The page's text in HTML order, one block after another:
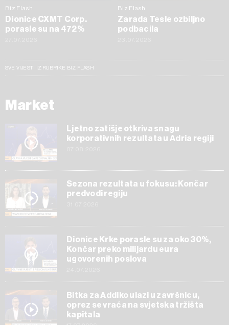
Biz Flash
Dionice CXMT Corp.
porasle su na 472%
Biz Flash
Zarada Tesle ozbiljno
podbacila
SVE VIJESTI IZ RUBRIKE BIZ FLASH
Market
Ljetno zatišje otkriva snagu
korporativnih rezultata u Adria regiji
Sezona rezultata u fokusu: Končar
predvodi regiju
Dionice Krke porasle su za oko 30%,
Končar preko milijardu eura
ugovorenih poslova
Bitka za Addiko ulazi u završnicu,
oprez se vraća na svjetska tržišta
kapitala